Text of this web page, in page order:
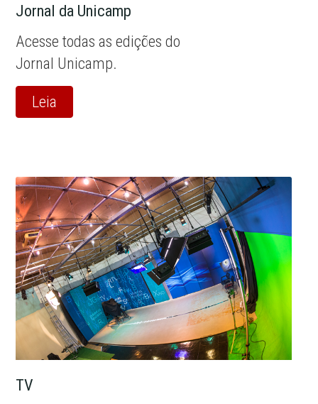
Jornal da Unicamp
Acesse todas as edições do
Jornal Unicamp.
Leia
TV